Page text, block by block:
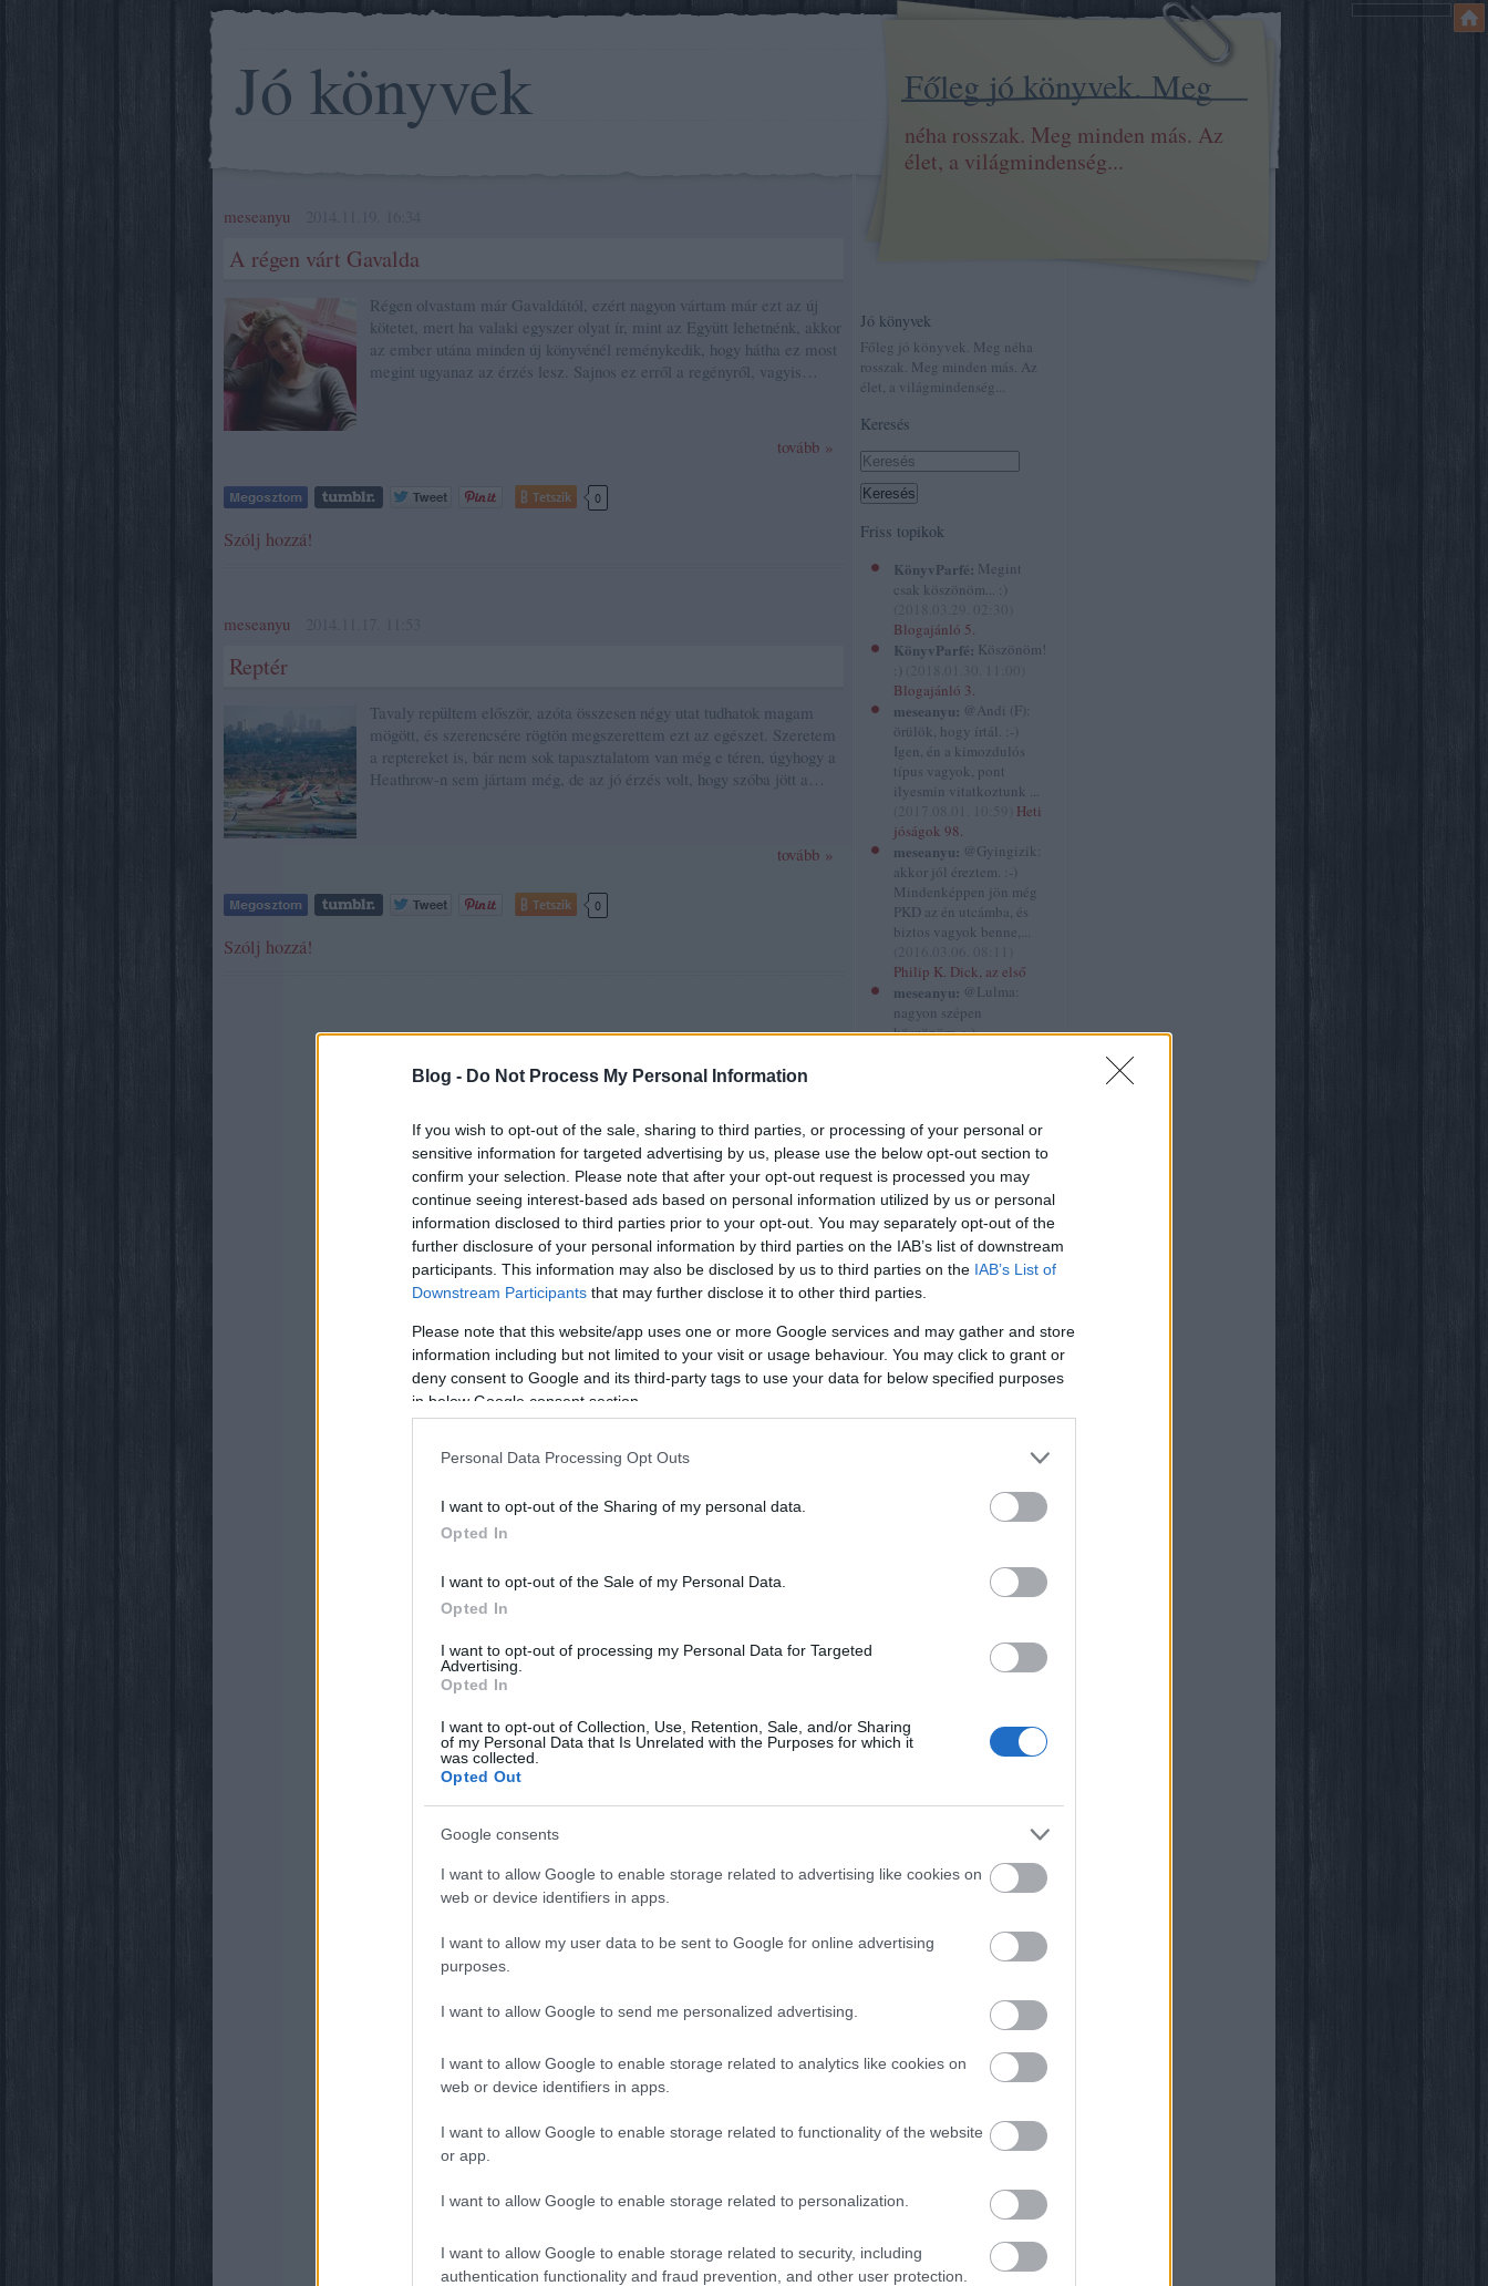
Blog - Do Not Process My Personal Information
If you wish to opt-out of the sale, sharing to third parties, or processing of your personal or
sensitive information for targeted advertising by us, please use the below opt-out section to
confirm your selection. Please note that after your opt-out request is processed you may
continue seeing interest-based ads based on personal information utilized by us or personal
information disclosed to third parties prior to your opt-out. You may separately opt-out of the
further disclosure of your personal information by third parties on the IAB’s list of downstream
participants. This information may also be disclosed by us to third parties on the IAB’s List of
Downstream Participants that may further disclose it to other third parties.
Please note that this website/app uses one or more Google services and may gather and store
information including but not limited to your visit or usage behaviour. You may click to grant or
deny consent to Google and its third-party tags to use your data for below specified purposes
in below Google consent section.
Personal Data Processing Opt Outs
I want to opt-out of the Sharing of my personal data.
Opted In
I want to opt-out of the Sale of my Personal Data.
Opted In
I want to opt-out of processing my Personal Data for Targeted
Advertising.
Opted In
I want to opt-out of Collection, Use, Retention, Sale, and/or Sharing
of my Personal Data that Is Unrelated with the Purposes for which it
was collected.
Opted Out
Google consents
I want to allow Google to enable storage related to advertising like cookies on
web or device identifiers in apps.
I want to allow my user data to be sent to Google for online advertising
purposes.
I want to allow Google to send me personalized advertising.
I want to allow Google to enable storage related to analytics like cookies on
web or device identifiers in apps.
I want to allow Google to enable storage related to functionality of the website
or app.
I want to allow Google to enable storage related to personalization.
I want to allow Google to enable storage related to security, including
authentication functionality and fraud prevention, and other user protection.
Jó könyvek Főleg jó könyvek. Meg
néha rosszak. Meg minden más. Az
élet, a világmindenség...
Jó könyvek
Főleg jó könyvek. Meg néha
rosszak. Meg minden más. Az
élet, a világmindenség...
Keresés
Friss topikok
KönyvParfé: Megint
csak köszönöm... :)
Blogajánló 5.
KönyvParfé: Köszönöm!
:)
Blogajánló 3.
meseanyu: @Andi (F):
örülök, hogy írtál. :-)
Igen, én a kimozdulós
típus vagyok, pont
ilyesmin vitatkoztunk ...
Heti
jóságok 98.
meseanyu: @Gyingizik:
akkor jól éreztem. :-)
Mindenképpen jön még
PKD az én utcámba, és
biztos vagyok benne,...
Philip K. Dick, az első
meseanyu: @Lulma:
nagyon szépen
köszönöm. :-)
sorstársak
Amadea blogja
Amilgade
Andiamo
Ani a könyvek világában
Annamarie
AnniPanni
Betűvető
Byblos
Carmencita
Christine
Cs.P. könyvesblogja
Keményfedél
Könyv, egó, entrópia
Könyvmolyoló
Lobo
Makranczos
Minden könyv egy
Müzli
n.
könyvmolyok
Pável
Rita olvas
Sajtosrolo
meseanyu
A régen várt Gavalda
Régen olvastam már Gavaldától, ezért nagyon vártam már ezt az új
kötetet, mert ha valaki egyszer olyat ír, mint az Együtt lehetnénk, akkor
az ember utána minden új könyvénél reménykedik, hogy hátha ez most
megint ugyanaz az érzés lesz. Sajnos ez erről a regényről, vagyis…
tovább »
Tetszik 0
Szólj hozzá!
meseanyu
Reptér
Tavaly repültem először, azóta összesen négy utat tudhatok magam
mögött, és szerencsére rögtön megszerettem ezt az egészet. Szeretem
a reptereket is, bár nem sok tapasztalatom van még e téren, úgyhogy a
Heathrow-n sem jártam még, de az jó érzés volt, hogy szóba jött a…
tovább »
Tetszik 0
Szólj hozzá!